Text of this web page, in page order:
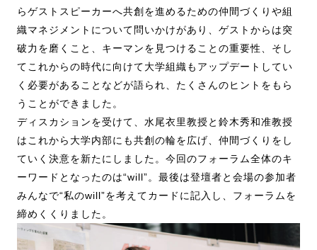
らゲストスピーカーへ共創を進めるための仲間づくりや組
織マネジメントについて問いかけがあり、ゲストからは突
破力を磨くこと、キーマンを見つけることの重要性、そし
てこれからの時代に向けて大学組織もアップデートしてい
く必要があることなどが語られ、たくさんのヒントをもら
うことができました。
ディスカションを受けて、水尾衣里教授と鈴木秀和准教授
はこれから大学内部にも共創の輪を広げ、仲間づくりをし
ていく決意を新たにしました。今回のフォーラム全体のキ
ーワードとなったのは“will”。最後は登壇者と会場の参加者
みんなで“私のwill”を考えてカードに記入し、フォーラムを
締めくくりました。